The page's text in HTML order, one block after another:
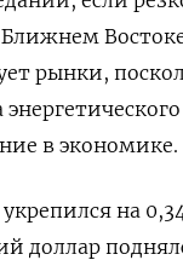
рынки,
в экономике.
на
доллар